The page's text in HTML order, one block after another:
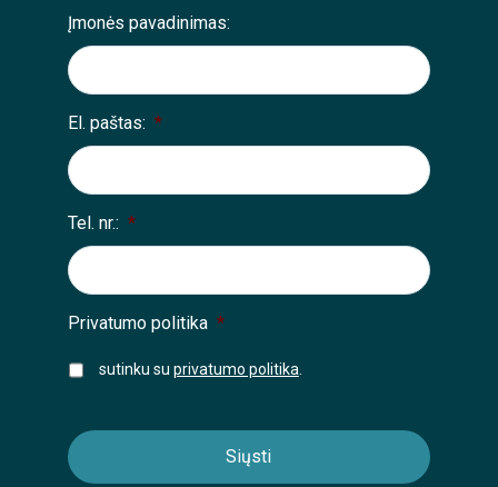
Įmonės pavadinimas:
El. paštas: *
Tel. nr.: *
Privatumo politika *
sutinku su privatumo politika